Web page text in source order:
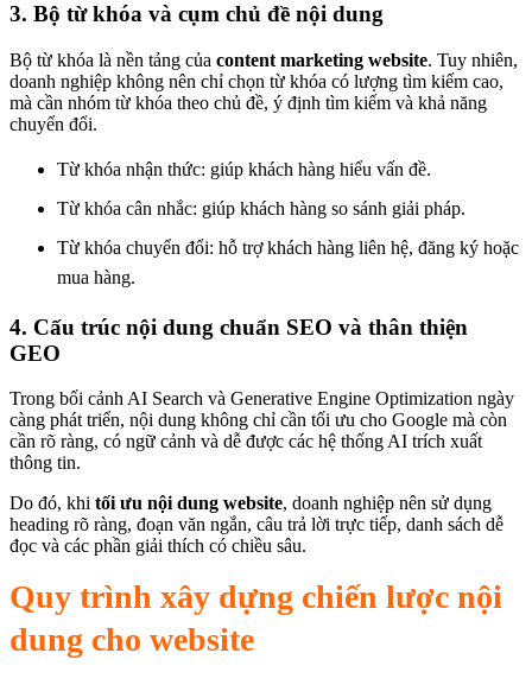
3. Bộ từ khóa và cụm chủ đề nội dung
Bộ từ khóa là nền tảng của content marketing website. Tuy nhiên,
doanh nghiệp không nên chỉ chọn từ khóa có lượng tìm kiếm cao,
mà cần nhóm từ khóa theo chủ đề, ý định tìm kiếm và khả năng
chuyển đổi.
Từ khóa nhận thức: giúp khách hàng hiểu vấn đề.
Từ khóa cân nhắc: giúp khách hàng so sánh giải pháp.
Từ khóa chuyển đổi: hỗ trợ khách hàng liên hệ, đăng ký hoặc
mua hàng.
4. Cấu trúc nội dung chuẩn SEO và thân thiện
GEO
Trong bối cảnh AI Search và Generative Engine Optimization ngày
càng phát triển, nội dung không chỉ cần tối ưu cho Google mà còn
cần rõ ràng, có ngữ cảnh và dễ được các hệ thống AI trích xuất
thông tin.
Do đó, khi tối ưu nội dung website, doanh nghiệp nên sử dụng
heading rõ ràng, đoạn văn ngắn, câu trả lời trực tiếp, danh sách dễ
đọc và các phần giải thích có chiều sâu.
Quy trình xây dựng chiến lược nội
dung cho website